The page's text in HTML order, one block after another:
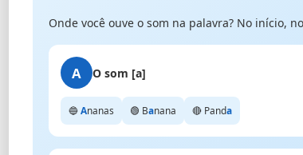
Onde você ouve o som na palavra? No início,
A O som [a]
🔵Ananas 🟢 Banana 🔴 Panda